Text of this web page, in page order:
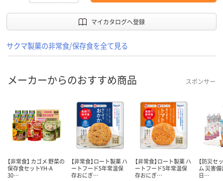
マイカタログへ登録
サクマ製菓の非常食/保存食を全て見る
メーカーからのおすすめ商品 スポンサー
【非常食】 カゴメ 野菜の
保存食セットYH-A
30…
【非常食】ロート製薬 ハ
ートフード5年常温保
存おにぎ…
【非常食】ロート製薬 ハ
ートフード5年常温保
存おにぎ…
【防災セ
ム 災害備
日…